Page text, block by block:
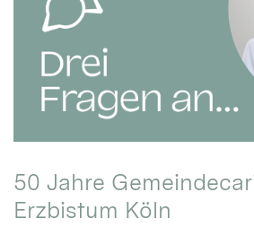
50 Jahre
Erzbistum Köln